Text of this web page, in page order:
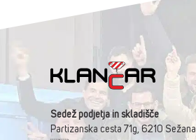
Sedež podjetja in skladišče
Partizanska cesta 71g, 6210 Sežana